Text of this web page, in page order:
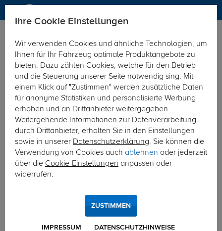
Hier geht's zur Fahrzeugübersicht: Fiat Talento Kasten/Bus
Ihre Cookie Einstellungen
Wir verwenden Cookies und ähnliche Technologien, um
Ihnen für Ihr Fahrzeug optimale Produktangebote zu
bieten. Dazu zählen Cookies, welche für den Betrieb
und die Steuerung unserer Seite notwendig sing. Mit
einem Klick auf "Zustimmen" werden zusätzliche Daten
für anonyme Statistiken und personalisierte Werbung
erhoben und an Drittanbieter weitergegeben.
Weitergehende Informationen zur Datenverarbeitung
durch Drittanbieter, erhalten Sie in den Einstellungen
sowie in unserer Datenschutzerklärung. Sie können die
Verwendung von Cookies auch ablehnen oder jederzeit
über die Cookie-Einstellungen anpassen oder
widerrufen.
IMPRESSUM DATENSCHUTZHINWEISE
ZUSTIMMEN